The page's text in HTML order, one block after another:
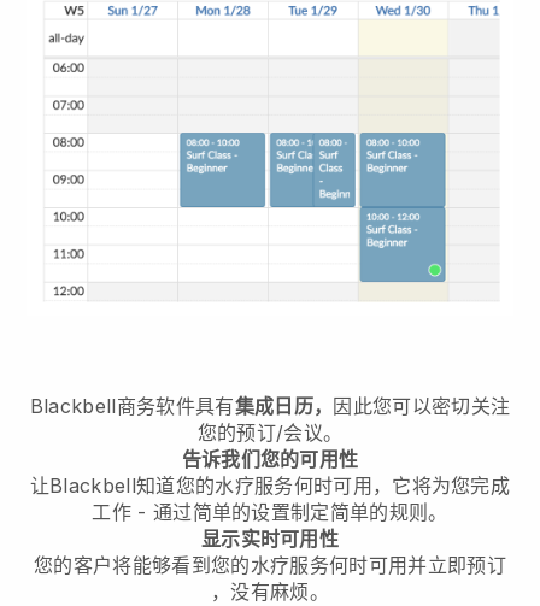
Blackbell商务软件具有集成日历， 因此您可以密切关注
您的预订/会议。
告诉我们您的可用性
让Blackbell知道您的水疗服务何时可用，它将为您完成
工作- 通过简单的设置制定简单的规则。
显示实时可用性
您的客户将能够看到您的水疗服务何时可用并立即预订
，没有麻烦。